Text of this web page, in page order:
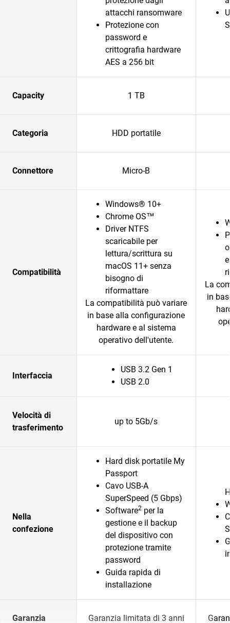
attacchi ransomware
Protezione con
password e
crittografia hardware
AES a 256 bit
Capacity 1 TB
Categoria HDD portatile
Connettore Micro-B
Compatibilità
Windows® 10+
Chrome OS™
Driver NTFS
scaricabile per
lettura/scrittura su
macOS 11+ senza
bisogno di
riformattare
La compatibilità può variare
in base alla configurazione
hardware e al sistema
operativo dell'utente.
La
in
Interfaccia
USB 3.2 Gen 1
USB 2.0
Velocità di
trasferimento
up to 5Gb/s
Nella
confezione
Hard disk portatile My
Passport
Cavo USB-A
SuperSpeed (5 Gbps)
Software2 per la
gestione e il backup
del dispositivo con
protezione tramite
password
Guida rapida di
installazione
Garanzia Garanzia limitata di 3 anni